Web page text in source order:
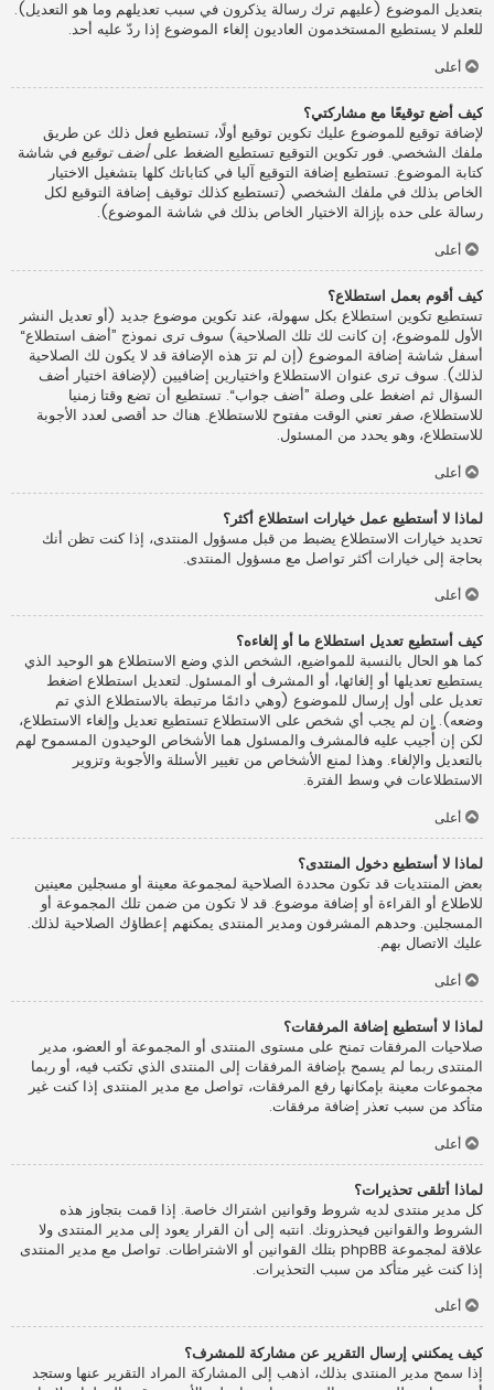
بتعديل الموضوع (عليهم ترك رسالة يذكرون في سبب تعديلهم وما هو التعديل).
للعلم لا يستطيع المستخدمون العاديون إلغاء الموضوع إذا ردّ عليه أحد.
أعلى
كيف أضع توقيعًا مع مشاركتي؟
لإضافة توقيع للموضوع عليك تكوين توقيع أولًا، تستطيع فعل ذلك عن طريق
ملفك الشخصي. فور تكوين التوقيع تستطيع الضغط علىأضف توقيع في شاشة
كتابة الموضوع. تستطيع إضافة التوقيع آليا في كتاباتك كلها بتشغيل الاختيار
الخاص بذلك في ملفك الشخصي (تستطيع كذلك توقيف إضافة التوقيع لكل
رسالة على حده بإزالة الاختيار الخاص بذلك في شاشة الموضوع).
أعلى
كيف أقوم بعمل استطلاع؟
تستطيع تكوين استطلاع بكل سهولة، عند تكوين موضوع جديد (أو تعديل النشر
الأول للموضوع، إن كانت لك تلك الصلاحية) سوف ترى نموذج ”أضف استطلاع“
أسفل شاشة إضافة الموضوع (إن لم ترَ هذه الإضافة قد لا يكون لك الصلاحية
لذلك). سوف ترى عنوان الاستطلاع واختيارين إضافيين (لإضافة اختيار أضف
السؤال ثم اضغط على وصلة ”أضف جواب“. تستطيع أن تضع وقتا زمنيا
للاستطلاع، صفر تعني الوقت مفتوح للاستطلاع. هناك حد أقصى لعدد الأجوبة
للاستطلاع، وهو يحدد من المسئول.
أعلى
لماذا لا أستطيع عمل خيارات استطلاع أكثر؟
تحديد خيارات الاستطلاع يضبط من قبل مسؤول المنتدى، إذا كنت تظن أنك
بحاجة إلى خيارات أكثر تواصل مع مسؤول المنتدى.
أعلى
كيف أستطيع تعديل استطلاع ما أو إلغاءه؟
كما هو الحال بالنسبة للمواضيع، الشخص الذي وضع الاستطلاع هو الوحيد الذي
يستطيع تعديلها أو إلغائها، أو المشرف أو المسئول. لتعديل استطلاع اضغط
تعديل على أول إرسال للموضوع (وهي دائمًا مرتبطة بالاستطلاع الذي تم
وضعه). إن لم يجب أي شخص على الاستطلاع تستطيع تعديل وإلغاء الاستطلاع،
لكن إن أُجيب عليه فالمشرف والمسئول هما الأشخاص الوحيدون المسموح لهم
بالتعديل والإلغاء. وهذا لمنع الأشخاص من تغيير الأسئلة والأجوبة وتزوير
الاستطلاعات في وسط الفترة.
أعلى
لماذا لا أستطيع دخول المنتدى؟
بعض المنتديات قد تكون محددة الصلاحية لمجموعة معينة أو مسجلين معينين
للاطلاع أو القراءة أو إضافة موضوع. قد لا تكون من ضمن تلك المجموعة أو
المسجلين. وحدهم المشرفون ومدير المنتدى يمكنهم إعطاؤك الصلاحية لذلك.
عليك الاتصال بهم.
أعلى
لماذا لا أستطيع إضافة المرفقات؟
صلاحيات المرفقات تمنح على مستوى المنتدى أو المجموعة أو العضو، مدير
المنتدى ربما لم يسمح بإضافة المرفقات إلى المنتدى الذي تكتب فيه، أو ربما
مجموعات معينة بإمكانها رفع المرفقات، تواصل مع مدير المنتدى إذا كنت غير
متأكد من سبب تعذر إضافة مرفقات.
أعلى
لماذا أتلقى تحذيرات؟
كل مدير منتدى لديه شروط وقوانين اشتراك خاصة. إذا قمت بتجاوز هذه
الشروط والقوانين فيحذرونك. انتبه إلى أن القرار يعود إلى مدير المنتدى ولا
علاقة لمجموعة phpBB بتلك القوانين أو الاشتراطات. تواصل مع مدير المنتدى
إذا كنت غير متأكد من سبب التحذيرات.
أعلى
كيف يمكنني إرسال التقرير عن مشاركة للمشرف؟
إذا سمح مدير المنتدى بذلك، اذهب إلى المشاركة المراد التقرير عنها وستجد